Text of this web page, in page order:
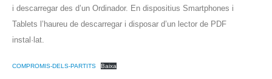
i descarregar des d’un Ordinador. En dispositius Smartphones i
Tablets l’haureu de descarregar i disposar d’un lector de PDF
instal·lat.
COMPROMIS-DELS-PARTITS Baixa